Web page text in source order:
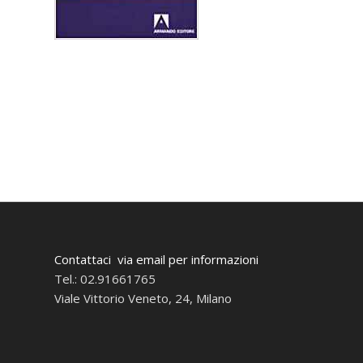
Contattaci via email per informazioni
Tel.: 02.91661765
Viale Vittorio Veneto, 24, Milano